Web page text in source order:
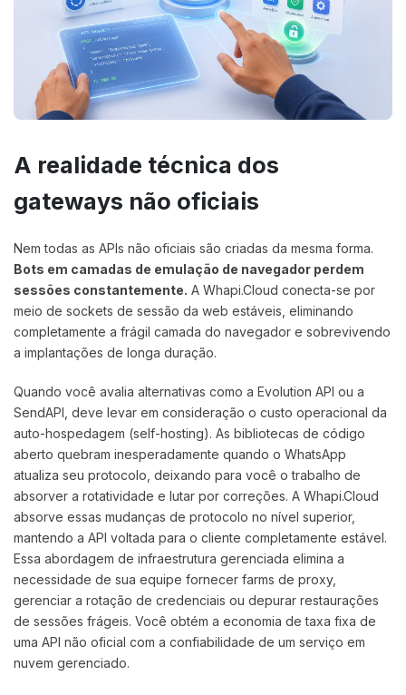
A realidade técnica dos
gateways não oficiais
Nem todas as APIs não oficiais são criadas da mesma forma.
Bots em camadas de emulação de navegador perdem
sessões constantemente. A Whapi.Cloud conecta-se por
meio de sockets de sessão da web estáveis, eliminando
completamente a frágil camada do navegador e sobrevivendo
a implantações de longa duração.
Quando você avalia alternativas como a Evolution API ou a
SendAPI, deve levar em consideração o custo operacional da
auto-hospedagem (self-hosting). As bibliotecas de código
aberto quebram inesperadamente quando o WhatsApp
atualiza seu protocolo, deixando para você o trabalho de
absorver a rotatividade e lutar por correções. A Whapi.Cloud
absorve essas mudanças de protocolo no nível superior,
mantendo a API voltada para o cliente completamente estável.
Essa abordagem de infraestrutura gerenciada elimina a
necessidade de sua equipe fornecer farms de proxy,
gerenciar a rotação de credenciais ou depurar restaurações
de sessões frágeis. Você obtém a economia de taxa fixa de
uma API não oficial com a confiabilidade de um serviço em
nuvem gerenciado.